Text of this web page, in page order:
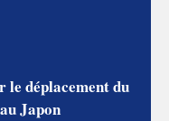
le déplacement du
Japon